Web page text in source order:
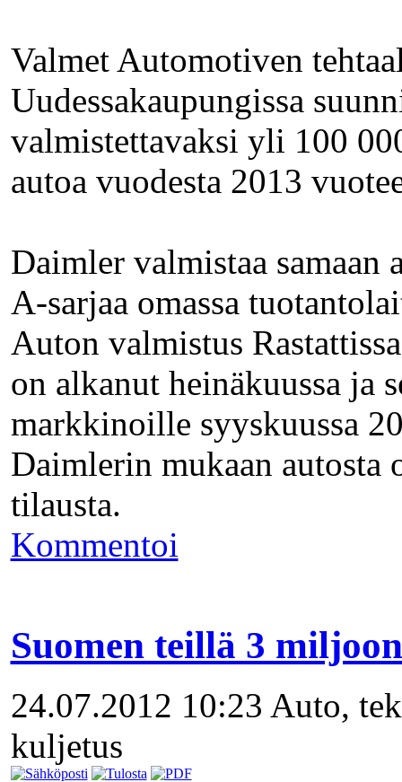
Valmet Automotiven
Uudessakaupungissa
valmistettavaksi yli 100
autoa vuodesta 2013
Daimler valmistaa samaan
A-sarjaa omassa
Auton valmistus
on alkanut heinäkuussa ja
markkinoille syyskuussa
Daimlerin mukaan autosta
tilausta.
Kommentoi
Suomen teillä 3
24.07.2012 10:23 Auto,
kuljetus